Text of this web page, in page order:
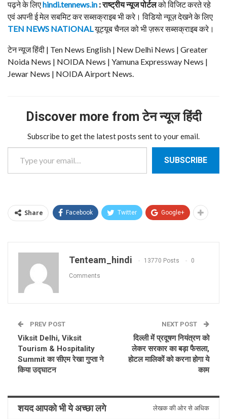
पढ़ने के लिएhindi.tennews.in : राष्ट्रीय न्यूज पोर्टलको विजिट करते रहे
एवं अपनी ई मेल सबमिट कर सब्सक्राइब भी करे। विडियो न्यूज़ देखने के लिए
TEN NEWS NATIONAL यूट्यूब चैनल को भी ज़रूर सब्सक्राइब करे।
टेन न्यूज हिंदी | Ten News English | New Delhi News | Greater
Noida News | NOIDA News | Yamuna Expressway News |
Jewar News | NOIDA Airport News.
Discover more from टेन न्यूज हिंदी
Subscribe to get the latest posts sent to your email.
Type your email…
SUBSCRIBE
Share Facebook Twitter Google+
Tenteam_hindi 13770 Posts 0
Comments
PREV POST
Viksit Delhi, Viksit
Tourism & Hospitality
Summit का सीएम रेखा गुप्ता ने
किया उद्घाटन
NEXT POST
दिल्ली में प्रदूषण नियंत्रण को
लेकर सरकार का बड़ा फैसला,
होटल मालिकों को करना होगा ये
काम
शयद आपको भी ये अच्छा लगे लेखक की ओर से अधिक